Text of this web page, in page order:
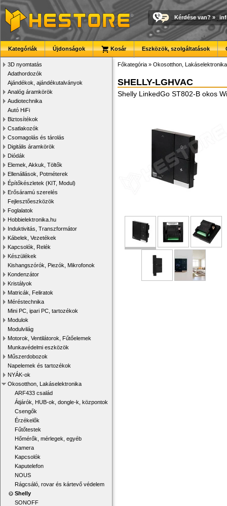
Kérdése van? »
Kategóriák Újdonságok Kosár Eszközök, szolgáltatások
3D nyomtatás
Adathordozók
Ajándékok, ajándékutalványok
Analóg áramkörök
Audiotechnika
Autó HiFi
Biztosítékok
Csatlakozók
Csomagolás és tárolás
Digitális áramkörök
Diódák
Elemek, Akkuk, Töltők
Ellenállások, Potméterek
Építőkészletek (KIT, Modul)
Erősáramú szerelés
Fejlesztőeszközök
Foglalatok
Hobbielektronika.hu
Induktivitás, Transzformátor
Kábelek, Vezetékek
Kapcsolók, Relék
Készülékek
Kishangszórók, Piezók, Mikrofonok
Kondenzátor
Kristályok
Matricák, Feliratok
Méréstechnika
Mini PC, ipari PC, tartozékok
Modulok
Modulvilág
Motorok, Ventilátorok, Fűtőelemek
Munkavédelmi eszközök
Műszerdobozok
Napelemek és tartozékok
NYÁK-ok
Okosotthon, Lakáselektronika
ARF433 család
Átjárók, HUB-ok, dongle-k, központok
Csengők
Érzékelők
Fűtőtestek
Hőmérők, mérlegek, egyéb
Kamera
Kapcsolók
Kaputelefon
NOUS
Rágcsáló, rovar és kártevő védelem
Shelly
SONOFF
Főkategória » Okosotthon, Lakáselektronika
SHELLY-LGHVAC
Shelly LinkedGo ST802-B okos